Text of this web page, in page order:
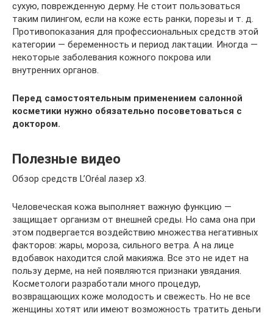
сухую, поврежденную дерму. Не стоит пользоваться
таким пилингом, если на коже есть ранки, порезы и т. д.
Противопоказания для профессиональных средств этой
категории — беременность и период лактации. Иногда —
некоторые заболевания кожного покрова или
внутренних органов.
Перед самостоятельным применением салонной
косметики нужно обязательно посоветоваться с
доктором.
Полезные видео
Обзор средств L’Oréal лазер x3.
Человеческая кожа выполняет важную функцию —
защищает организм от внешней среды. Но сама она при
этом подвергается воздействию множества негативных
факторов: жары, мороза, сильного ветра. А на лице
вдобавок находится слой макияжа. Все это не идет на
пользу дерме, на ней появляются признаки увядания.
Косметологи разработали много процедур,
возвращающих коже молодость и свежесть. Но не все
женщины хотят или имеют возможность тратить деньги